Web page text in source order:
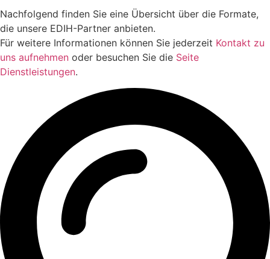
Nachfolgend finden Sie eine Übersicht über die Formate,
die unsere EDIH-Partner anbieten.
Für weitere Informationen können Sie jederzeit Kontakt zu
uns aufnehmen oder besuchen Sie die Seite
Dienstleistungen.